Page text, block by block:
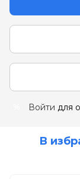
Войти для
В